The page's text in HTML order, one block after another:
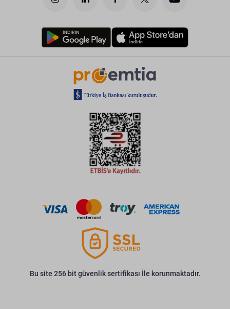
Bu site 256 bit güvenlik sertifikası İle korunmaktadır.